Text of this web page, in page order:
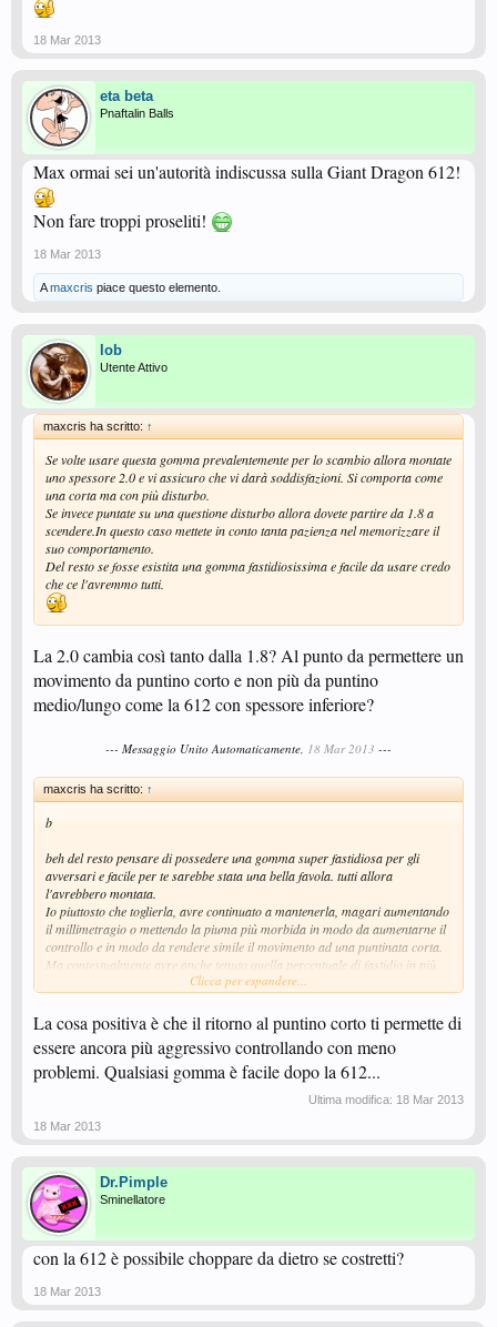
18 Mar 2013
eta beta
Pnaftalin Balls
Max ormai sei un'autorità indiscussa sulla Giant Dragon 612!
Non fare troppi proseliti!
18 Mar 2013
Amaxcris piace questo elemento.
lob
Utente Attivo
maxcris ha scritto: ↑
Se volte usare questa gomma prevalentemente per lo scambio allora montate
uno spessore 2.0 e vi assicuro che vi darà soddisfazioni. Si comporta come
una corta ma con più disturbo.
Se invece puntate su una questione disturbo allora dovete partire da 1.8 a
scendere.In questo caso mettete in conto tanta pazienza nel memorizzare il
suo comportamento.
Del resto se fosse esistita una gomma fastidiosissima e facile da usare credo
che ce l'avremmo tutti.
La 2.0 cambia così tanto dalla 1.8? Al punto da permettere un
movimento da puntino corto e non più da puntino
medio/lungo come la 612 con spessore inferiore?
--- Messaggio Unito Automaticamente, 18 Mar 2013 ---
maxcris ha scritto: ↑
b
beh del resto pensare di possedere una gomma super fastidiosa per gli
avversari e facile per te sarebbe stata una bella favola. tutti allora
l'avrebbero montata.
Io piuttosto che toglierla, avre continuato a mantenerla, magari aumentando
il millimetragio o mettendo la piuma più morbida in modo da aumentarne il
controllo e in modo da rendere simile il movimento ad una puntinata corta.
Ma contestualmente avre anche tenuto quella percentuale di fastidio in più.
Comunque sono opinioni personali.
e non ti dico cosa ne esce quando mi entrano dentro. Certo devo ancora
perfezionare tanto ma credo che convenga insistere.
Ciao
Clicca per espandere...
La cosa positiva è che il ritorno al puntino corto ti permette di
essere ancora più aggressivo controllando con meno
problemi. Qualsiasi gomma è facile dopo la 612...
Ultima modifica: 18 Mar 2013
18 Mar 2013
Dr.Pimple
Sminellatore
con la 612 è possibile choppare da dietro se costretti?
18 Mar 2013